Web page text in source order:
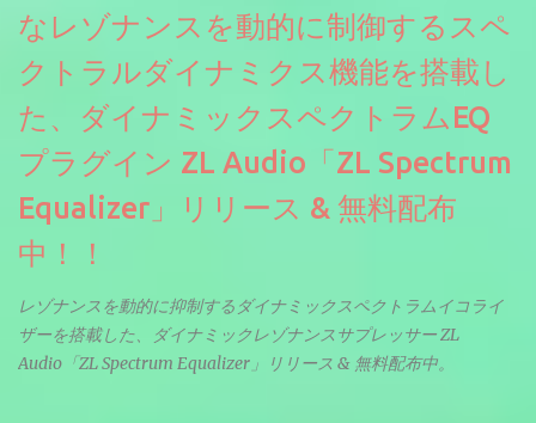
なレゾナンスを動的に制御するスペ
クトラルダイナミクス機能を搭載し
た、ダイナミックスペクトラムEQ
プラグイン ZL Audio「ZL Spectrum
Equalizer」リリース & 無料配布
中！！
レゾナンスを動的に抑制するダイナミックスペクトラムイコライ
ザーを搭載した、ダイナミックレゾナンスサプレッサー ZL
Audio「ZL Spectrum Equalizer」リリース & 無料配布中。